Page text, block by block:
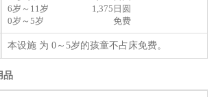
6岁～11岁
1,375日圆
0岁～5岁
免费
本设施 为 0～5岁的孩童不占床免费。
品